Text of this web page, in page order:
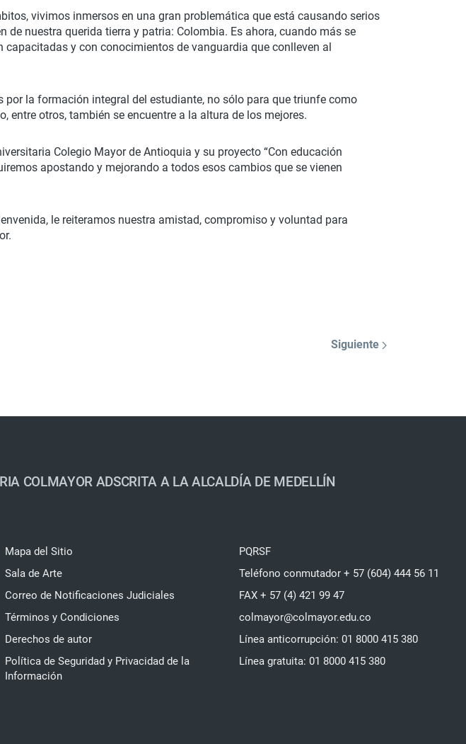
vivimos inmersos en una gran problemática que está causando serios
nuestra querida tierra y patria: Colombia. Es ahora, cuando más se
y con conocimientos de vanguardia que conlleven al
la formación integral del estudiante, no sólo para que triunfe como
otros, también se encuentre a la altura de los mejores.
Colegio Mayor de Antioquia y su proyecto “Con educación
apostando y mejorando a todos esos cambios que se vienen
le reiteramos nuestra amistad, compromiso y voluntad para
Siguiente
COLMAYOR ADSCRITA A LA ALCALDÍA DE MEDELLÍN
Mapa del Sitio
Sala de Arte
Correo de Notificaciones Judiciales
Términos y Condiciones
Derechos de autor
Política de Seguridad y Privacidad de la
Información
PQRSF
Teléfono conmutador + 57 (604) 444 56 11
FAX + 57 (4) 421 99 47
colmayor@colmayor.edu.co
Línea anticorrupción: 01 8000 415 380
Línea gratuita: 01 8000 415 380